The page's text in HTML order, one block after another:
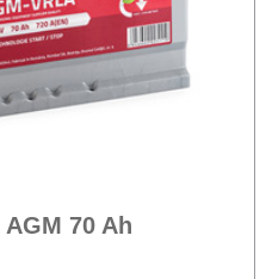
70 Ah